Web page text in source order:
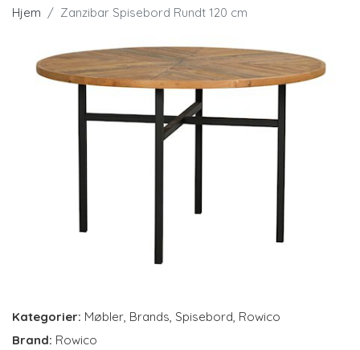
Hjem Zanzibar Spisebord Rundt 120 cm
Kategorier: Møbler, Brands, Spisebord, Rowico
Brand: Rowico